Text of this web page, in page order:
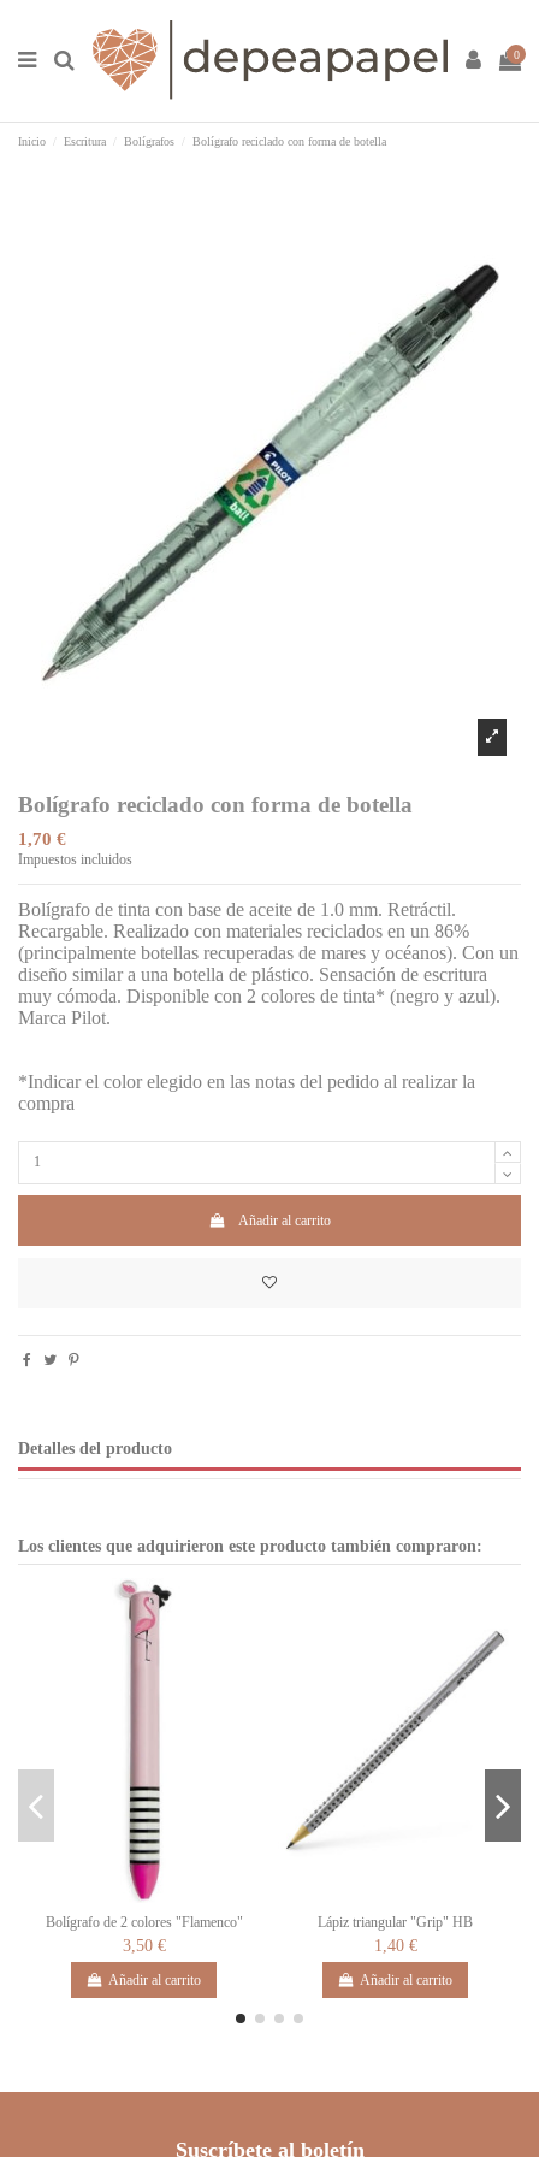
0
Inicio Escritura Bolígrafos Bolígrafo reciclado con forma de botella
Bolígrafo reciclado con forma de botella
1,70 €
Impuestos incluidos
Bolígrafo de tinta con base de aceite de 1.0 mm. Retráctil.
Recargable. Realizado con materiales reciclados en un 86%
(principalmente botellas recuperadas de mares y océanos). Con un
diseño similar a una botella de plástico. Sensación de escritura
muy cómoda. Disponible con 2 colores de tinta* (negro y azul).
Marca Pilot.
*Indicar el color elegido en las notas del pedido al realizar la
compra
Añadir al carrito
Detalles del producto
Los clientes que adquirieron este producto también compraron:
Bolígrafo de 2 colores "Flamenco"
3,50 €
Añadir al carrito
Lápiz triangular "Grip" HB
1,40 €
Añadir al carrito
Suscríbete al boletín